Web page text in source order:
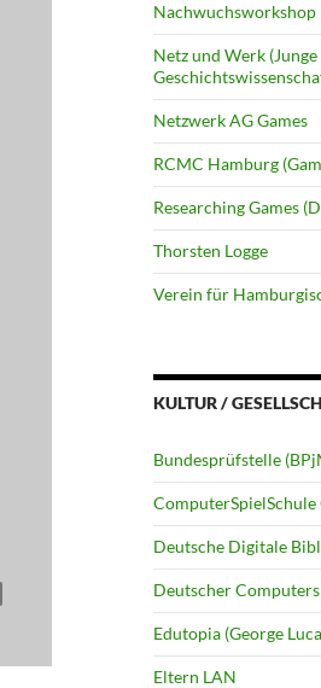
Nachwuchsworkshop
Netz und Werk
Netzwerk AG Games
RCMC Hamburg
Researching Games
Thorsten Logge
Verein für
KULTUR /
Bundesprüfstelle
Deutsche Digitale
Deutscher
Edutopia (George
Eltern LAN